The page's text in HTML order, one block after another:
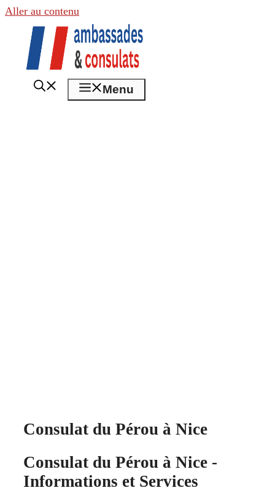
Aller au contenu
Menu
Consulat du Pérou à Nice
Consulat du Pérou à Nice -
Informations et Services